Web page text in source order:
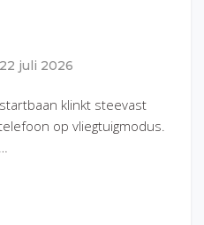
22 juli 2026
klinkt steevast
op vliegtuigmodus.